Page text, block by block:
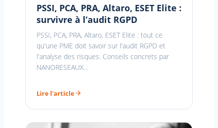
PSSI, PCA, PRA, Altaro, ESET Elite :
survivre à l’audit RGPD
PSSI, PCA, PRA, Altaro, ESET Elite : tout ce
qu'une PME doit savoir sur l'audit RGPD et
l'analyse des risques. Conseils concrets par
NANORESEAUX…
Lire l'article